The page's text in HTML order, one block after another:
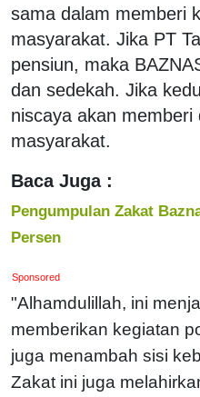
sama dalam memberi
masyarakat. Jika PT
pensiun, maka
dan sedekah. Jika
niscaya akan
masyarakat.
Baca Juga :
Pengumpulan Zakat
Persen
Sponsored
"Alhamdulillah, ini
memberikan kegiatan
juga menambah sisi
Zakat ini juga